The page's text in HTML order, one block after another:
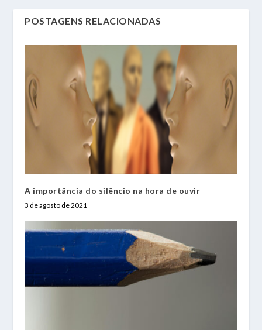
POSTAGENS RELACIONADAS
A importância do silêncio na hora de ouvir
3 de agosto de 2021